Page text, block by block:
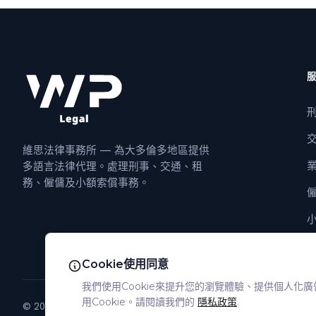
維思法律事務所 — 為大多倫多地區提供
多語言法律代理。處理刑事、交通、租
務、僱傭及小額索償事務。
© 2026 WP Legal Professional.版權所有。
Cookie使用同意
我們使用Cookie來提升您的瀏覽體驗、提供個人化
用Cookie。請閱讀我們的 隱私政策.